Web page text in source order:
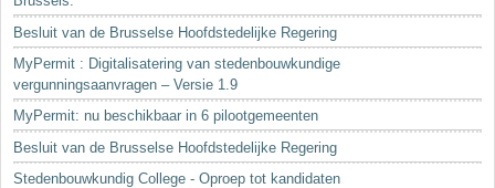
Besluit van de Brusselse Hoofdstedelijke Regering
MyPermit : Digitalisatering van stedenbouwkundige
vergunningsaanvragen – Versie 1.9
MyPermit: nu beschikbaar in 6 pilootgemeenten
Besluit van de Brusselse Hoofdstedelijke Regering
Stedenbouwkundig College - Oproep tot kandidaten